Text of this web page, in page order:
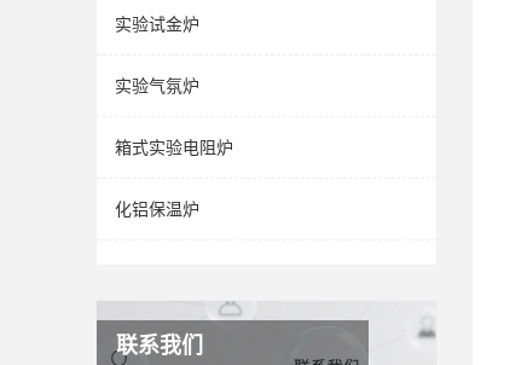
实验试金炉
实验气氛炉
箱式实验电阻炉
化铝保温炉
联系我们